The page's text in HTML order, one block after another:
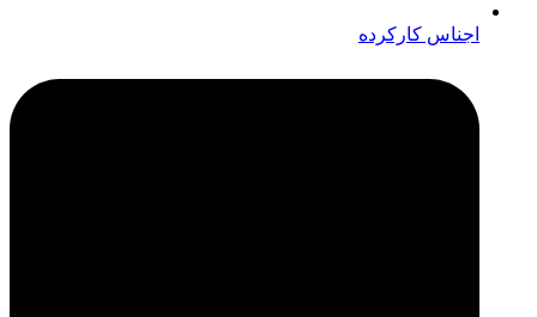
اجناس کارکرده